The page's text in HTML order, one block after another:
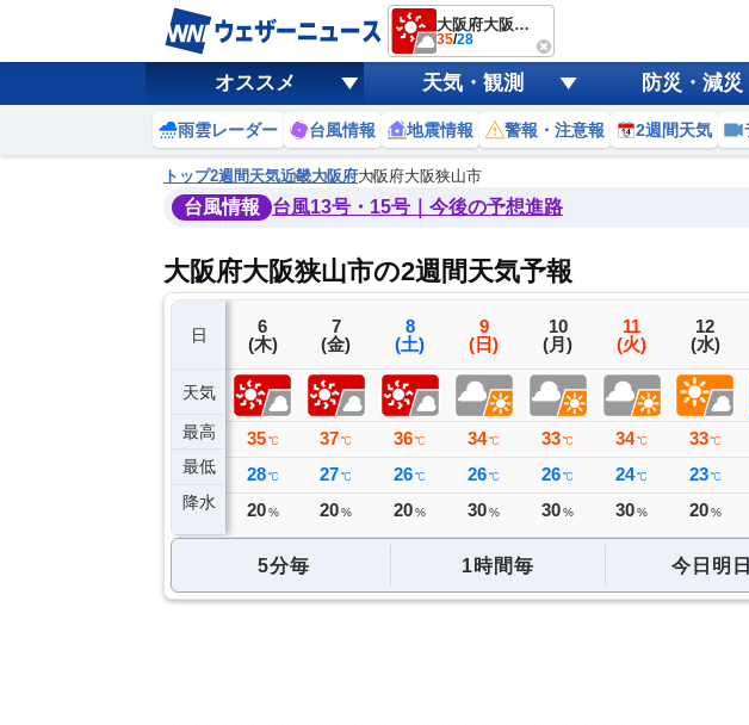
大阪府大阪狭山市
35/28
オススメ 天気・観測 防災・減災
雨雲レーダー 台風情報 地震情報 警報・注意報 2週間天気
トップ2週間天気近畿大阪府大阪府大阪狭山市
台風情報 台風13号・15号｜今後の予想進路
大阪府大阪狭山市の2週間天気予報
日
天気
最高
最低
降水
5
(水)
37℃
26℃
ミリ
6
(木)
35 ℃
28 ℃
20 %
7
(金)
37 ℃
27 ℃
20 %
8
(土)
36 ℃
26 ℃
20 %
9
(日)
34℃
26 ℃
30 %
10
(月)
33℃
26℃
30%
11
(火)
34℃
24℃
30%
12
(水)
33℃
23℃
20%
5分毎 1時間毎 今日明日